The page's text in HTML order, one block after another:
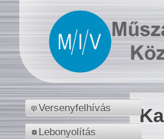
Versenyfelhívás
Lebonyolítás